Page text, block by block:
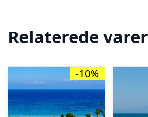
Relaterede varer
-10%